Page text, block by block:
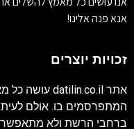
אנא פנה אלינו!
זכויות יוצרים
אתר datilin.co.il עושה כל
המתפרסמים בו. אולם
ברחבי הרשת ולא מתאפשרת